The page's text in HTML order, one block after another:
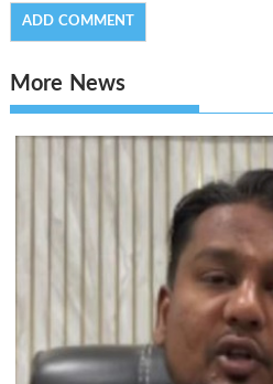
More News